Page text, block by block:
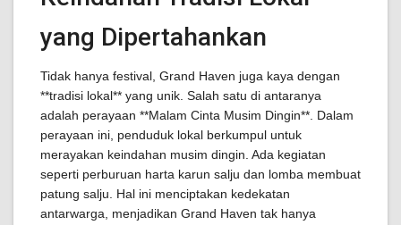
yang Dipertahankan
Tidak hanya festival, Grand Haven juga kaya dengan
**tradisi lokal** yang unik. Salah satu di antaranya
adalah perayaan **Malam Cinta Musim Dingin**. Dalam
perayaan ini, penduduk lokal berkumpul untuk
merayakan keindahan musim dingin. Ada kegiatan
seperti perburuan harta karun salju dan lomba membuat
patung salju. Hal ini menciptakan kedekatan
antarwarga, menjadikan Grand Haven tak hanya